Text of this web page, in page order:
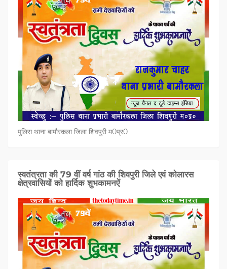
पुलिस थाना बामौरकला जिला शिवपुरी म0प्र0
स्वतंत्रता की 79 वीं वर्ष गांठ की शिवपुरी जिले एवं कोलारस
क्षेत्रवासियों को हार्दिक शुभकामनऐं